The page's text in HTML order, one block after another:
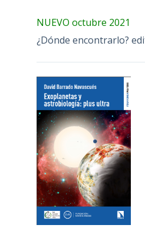
NUEVO octubre 2021
¿Dónde encontrarlo?